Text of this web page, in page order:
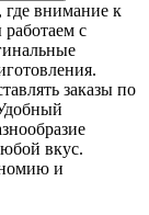
где внимание к
с
заказы по
вкус.
и